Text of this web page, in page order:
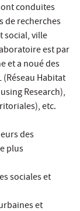
conduites
de recherches
social, ville
est par
et a noué des
Habitat
Research),
etc.
des
plus
sociales et
et